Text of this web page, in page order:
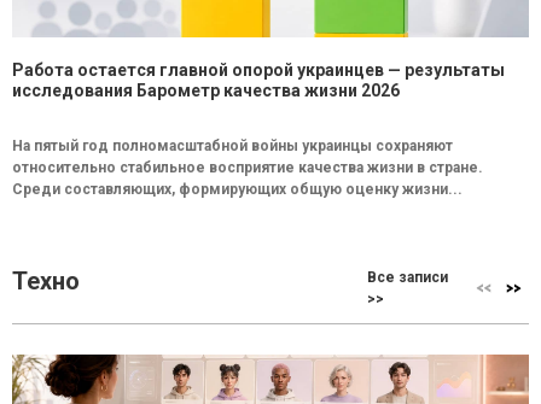
Работа остается главной опорой украинцев — результаты
исследования Барометр качества жизни 2026
На пятый год полномасштабной войны украинцы сохраняют
относительно стабильное восприятие качества жизни в стране.
Среди составляющих, формирующих общую оценку жизни...
Техно
Все записи
>>